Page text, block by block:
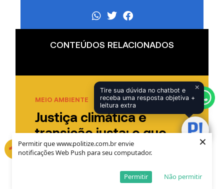
Permitir que www.politize.com.br envie
notificações Web Push para seu computador.
Não permitir
Permitir
×
CONTEÚDOS RELACIONADOS
MEIO AMBIENTE
Justiça climática e
transição justa: o que
você precisa saber?
Tire sua dúvida no chatbot e
receba uma resposta objetiva +
leitura extra
×